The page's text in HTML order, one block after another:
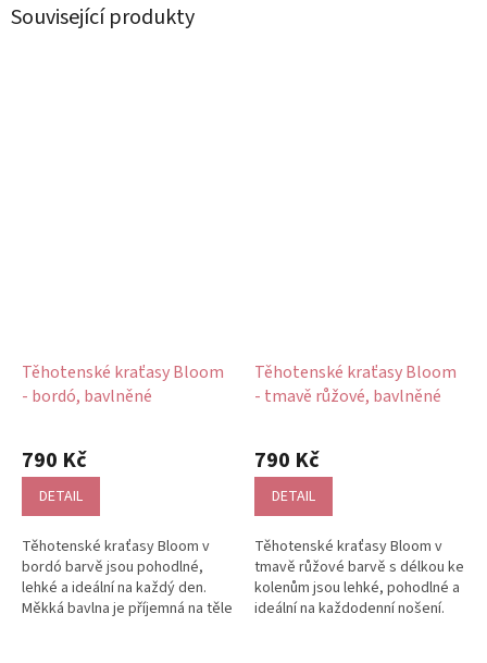
Související produkty
Těhotenské kraťasy Bloom
- bordó, bavlněné
790 Kč
DETAIL
Těhotenské kraťasy Bloom v
bordó barvě jsou pohodlné,
lehké a ideální na každý den.
Měkká bavlna je příjemná na těle
Těhotenské kraťasy Bloom
- tmavě růžové, bavlněné
790 Kč
DETAIL
Těhotenské kraťasy Bloom v
tmavě růžové barvě s délkou ke
kolenům jsou lehké, pohodlné a
ideální na každodenní nošení.